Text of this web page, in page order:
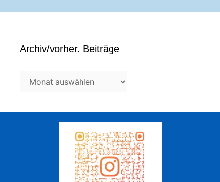
Archiv/vorher. Beiträge
Archiv/vorher.